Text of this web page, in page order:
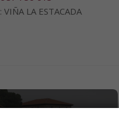
: VIÑA LA ESTACADA